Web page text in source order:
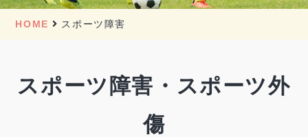
HOME スポーツ障害
スポーツ障害・スポーツ外
傷